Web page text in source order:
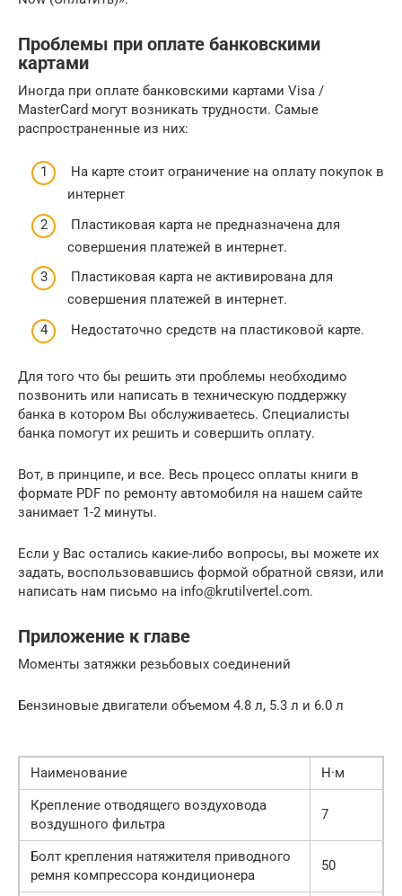
Проблемы при оплате банковскими
картами
Иногда при оплате банковскими картами Visa /
MasterCard могут возникать трудности. Самые
распространенные из них:
На карте стоит ограничение на оплату покупок в
интернет
Пластиковая карта не предназначена для
совершения платежей в интернет.
Пластиковая карта не активирована для
совершения платежей в интернет.
Недостаточно средств на пластиковой карте.
Для того что бы решить эти проблемы необходимо
позвонить или написать в техническую поддержку
банка в котором Вы обслуживаетесь. Специалисты
банка помогут их решить и совершить оплату.
Вот, в принципе, и все. Весь процесс оплаты книги в
формате PDF по ремонту автомобиля на нашем сайте
занимает 1-2 минуты.
Если у Вас остались какие-либо вопросы, вы можете их
задать, воспользовавшись формой обратной связи, или
написать нам письмо на info@krutilvertel.com.
Приложение к главе
Моменты затяжки резьбовых соединений
Бензиновые двигатели объемом 4.8 л, 5.3 л и 6.0 л
Наименование
Н·м
Крепление отводящего воздуховода
воздушного фильтра
7
Болт крепления натяжителя приводного
ремня компрессора кондиционера
50